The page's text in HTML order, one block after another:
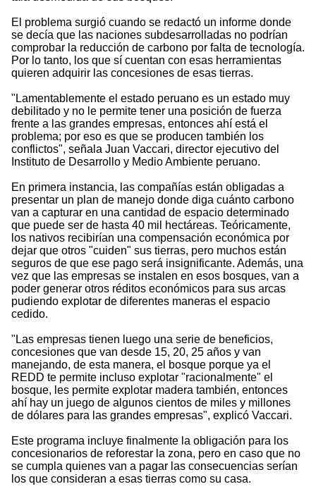
El problema surgió cuando se redactó un informe donde
se decía que las naciones subdesarrolladas no podrían
comprobar la reducción de carbono por falta de tecnología.
Por lo tanto, los que sí cuentan con esas herramientas
quieren adquirir las concesiones de esas tierras.
"Lamentablemente el estado peruano es un estado muy
debilitado y no le permite tener una posición de fuerza
frente a las grandes empresas, entonces ahí está el
problema; por eso es que se producen también los
conflictos", señala Juan Vaccari, director ejecutivo del
Instituto de Desarrollo y Medio Ambiente peruano.
En primera instancia, las compañías están obligadas a
presentar un plan de manejo donde diga cuánto carbono
van a capturar en una cantidad de espacio determinado
que puede ser de hasta 40 mil hectáreas. Teóricamente,
los nativos recibirían una compensación económica por
dejar que otros "cuiden" sus tierras, pero muchos están
seguros de que ese pago será insignificante. Además, una
vez que las empresas se instalen en esos bosques, van a
poder generar otros réditos económicos para sus arcas
pudiendo explotar de diferentes maneras el espacio
cedido.
"Las empresas tienen luego una serie de beneficios,
concesiones que van desde 15, 20, 25 años y van
manejando, de esta manera, el bosque porque ya el
REDD te permite incluso explotar "racionalmente" el
bosque, les permite explotar madera también, entonces
ahí hay un juego de algunos cientos de miles y millones
de dólares para las grandes empresas", explicó Vaccari.
Este programa incluye finalmente la obligación para los
concesionarios de reforestar la zona, pero en caso que no
se cumpla quienes van a pagar las consecuencias serían
los que consideran a esas tierras como su casa.